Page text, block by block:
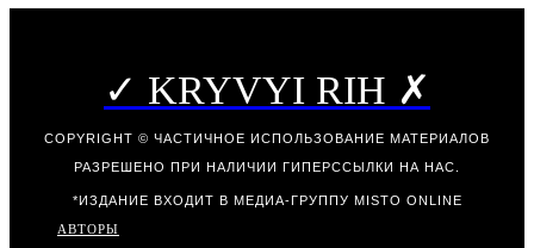
✓ KRYVYI RIH ✗
COPYRIGHT © ЧАСТИЧНОЕ ИСПОЛЬЗОВАНИЕ МАТЕРИАЛОВ
РАЗРЕШЕНО ПРИ НАЛИЧИИ ГИПЕРССЫЛКИ НА НАС.
*ИЗДАНИЕ ВХОДИТ В МЕДИА-ГРУППУ MISTO ONLINE
АВТОРЫ